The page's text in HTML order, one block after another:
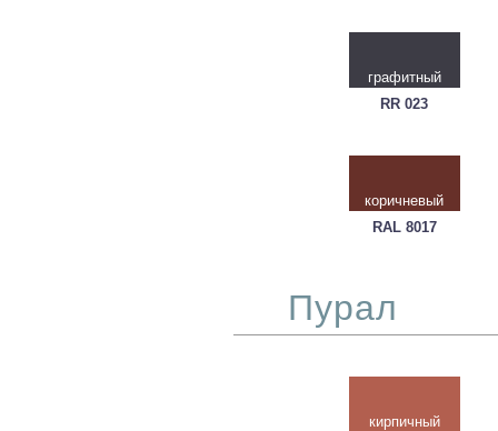
графитный
RR 023
коричневый
RAL 8017
Пурал
кирпичный